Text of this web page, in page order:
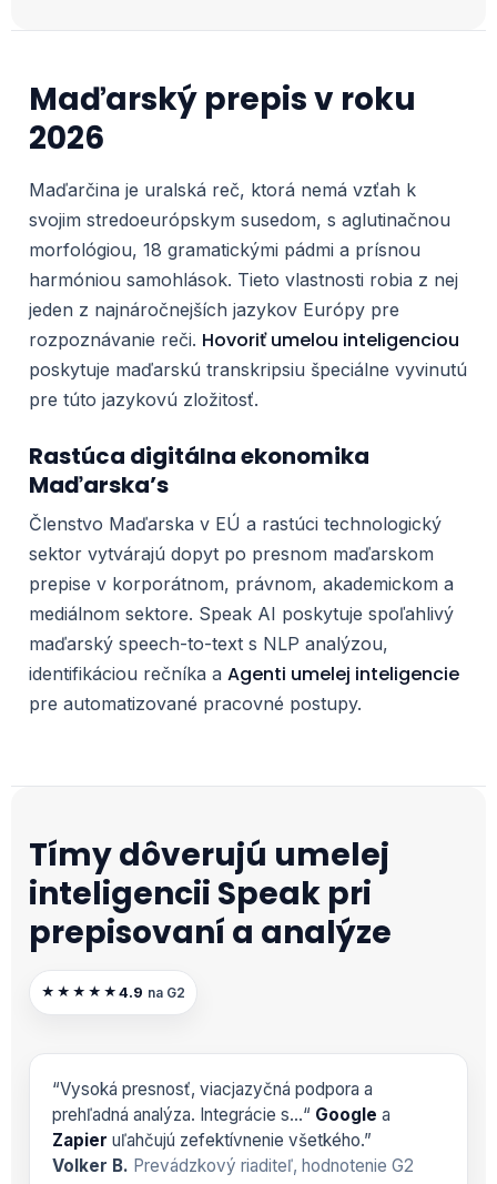
Maďarský prepis v roku
2026
Maďarčina je uralská reč, ktorá nemá vzťah k
svojim stredoeurópskym susedom, s aglutinačnou
morfológiou, 18 gramatickými pádmi a prísnou
harmóniou samohlások. Tieto vlastnosti robia z nej
jeden z najnáročnejších jazykov Európy pre
rozpoznávanie reči. Hovoriť umelou inteligenciou
poskytuje maďarskú transkripsiu špeciálne vyvinutú
pre túto jazykovú zložitosť.
Rastúca digitálna ekonomika
Maďarska’s
Členstvo Maďarska v EÚ a rastúci technologický
sektor vytvárajú dopyt po presnom maďarskom
prepise v korporátnom, právnom, akademickom a
mediálnom sektore. Speak AI poskytuje spoľahlivý
maďarský speech-to-text s NLP analýzou,
identifikáciou rečníka a Agenti umelej inteligencie
pre automatizované pracovné postupy.
Tímy dôverujú umelej
inteligencii Speak pri
prepisovaní a analýze
★★★★★ 4.9 na G2
“Vysoká presnosť, viacjazyčná podpora a
prehľadná analýza. Integrácie s…“ Google a
Zapier uľahčujú zefektívnenie všetkého.”
Volker B. Prevádzkový riaditeľ, hodnotenie G2